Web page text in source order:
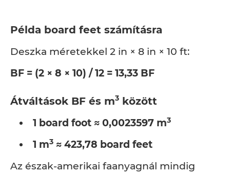
Példa board feet számításra
Deszka méretekkel 2 in × 8 in × 10 ft:
BF = (2 × 8 × 10) / 12 = 13,33 BF
Átváltások BF és m3 között
1 board foot ≈ 0,0023597 m3
1 m3 ≈ 423,78 board feet
Az észak-amerikai faanyagnál mindig